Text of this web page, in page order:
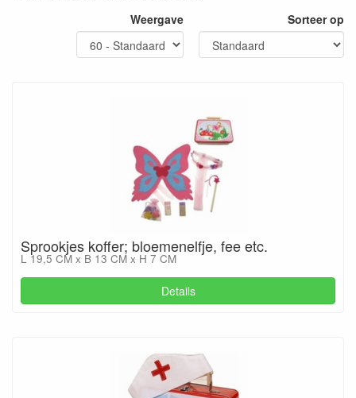
Weergave
Sorteer op
Sprookjes koffer; bloemenelfje, fee etc.
L 19,5 CM x B 13 CM x H 7 CM
Details